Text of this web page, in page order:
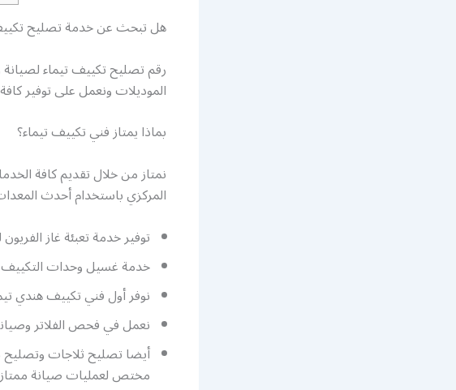
هل تبحث عن خدمة تصليح
رقم تصليح تكييف تيماء لصيانة
الموديلات ونعمل على توفير
بماذا يمتاز فني تكييف تيماء؟
نمتاز من خلال تقديم كافة
المركزي باستخدام أحدث
توفير خدمة تعبئة غاز
خدمة غسيل وحدات التكييف
نوفر أول فني تكييف هندي
نعمل في فحص الفلاتر
أيضا تصليح ثلاجات
مختص لعمليات صيانة